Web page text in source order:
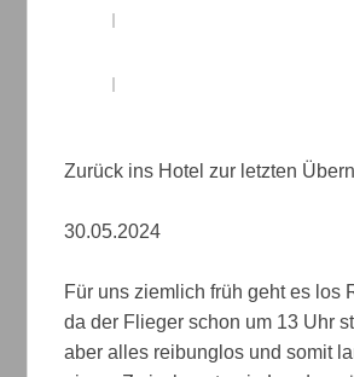
Zurück ins Hotel zur letzten
30.05.2024
Für uns ziemlich früh geht es los
da der Flieger schon um 13 Uhr
aber alles reibunglos und somit